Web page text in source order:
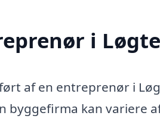
i
af en entreprenør i
byggefirma kan variere